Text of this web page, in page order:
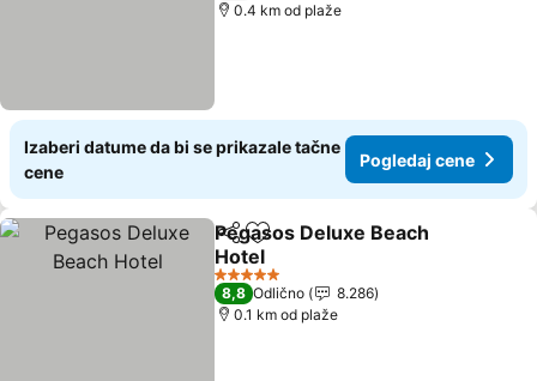
0.4 km od plaže
Izaberi datume da bi se prikazale tačne
cene
Pogledaj cene
Deli Dodati u favorite
Pegasos Deluxe Beach
Hotel
Pogledaj cene
5 Zvezdice
8,8 Odlično
8.286
0.1 km od plaže